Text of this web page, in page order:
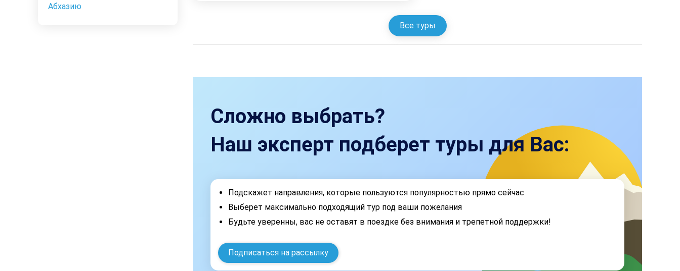
Абхазию
Все туры
Сложно выбрать?
Наш эксперт подберет туры для Вас:
Подскажет направления, которые пользуются популярностью прямо сейчас
Выберет максимально подходящий тур под ваши пожелания
Будьте уверенны, вас не оставят в поездке без внимания и трепетной поддержки!
Подписаться на рассылку